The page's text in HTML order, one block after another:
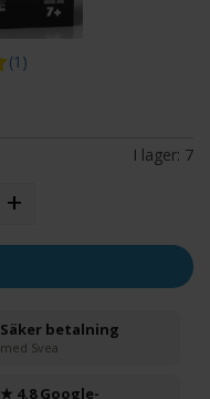
(1)
I lager: 7
+
Säker betalning
med Svea
★ 4.8 Google-